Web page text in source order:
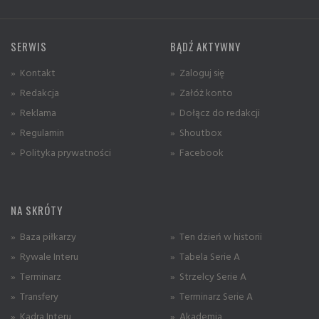
SERWIS
» Kontakt
» Redakcja
» Reklama
» Regulamin
» Polityka prywatności
BĄDŹ AKTYWNY
» Zaloguj się
» Załóż konto
» Dołącz do redakcji
» Shoutbox
» Facebook
NA SKRÓTY
» Baza piłkarzy
» Rywale Interu
» Terminarz
» Transfery
» Ten dzień w historii
» Tabela Serie A
» Strzelcy Serie A
» Terminarz Serie A